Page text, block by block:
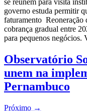
se reúnem para visita
governo estuda permitir
faturamento Reoneração
cobrança gradual entre
para pequenos negócios.
Observatório
unem na
Pernambuco
Próximo →